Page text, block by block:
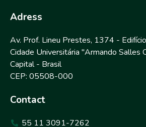
Adress
Av. Prof. Lineu Prestes, 1374 -
Cidade Universitária "Armando Salles
Capital - Brasil
CEP: 05508-000
Contact
55 11 3091-7262